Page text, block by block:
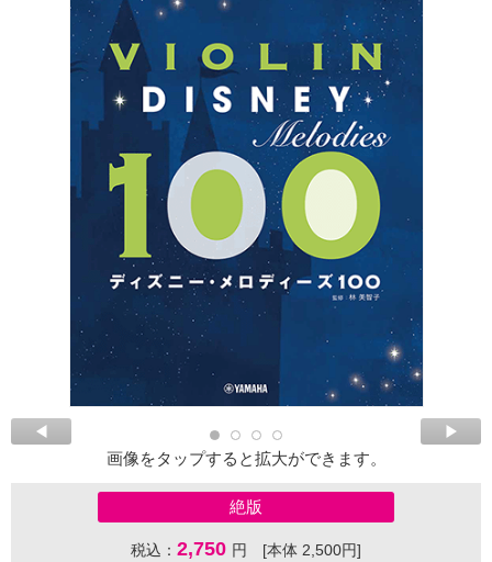
画像をタップすると拡大ができます。
絶版
税込： 2,750 円 [本体 2,500円]